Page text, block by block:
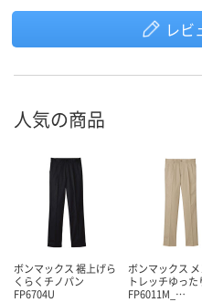
レビ
人気の商品
ボンマックス 裾上げら
くらくチノパン
FP6704U
ボンマックス メ
トレッチゆった
FP6011M_…